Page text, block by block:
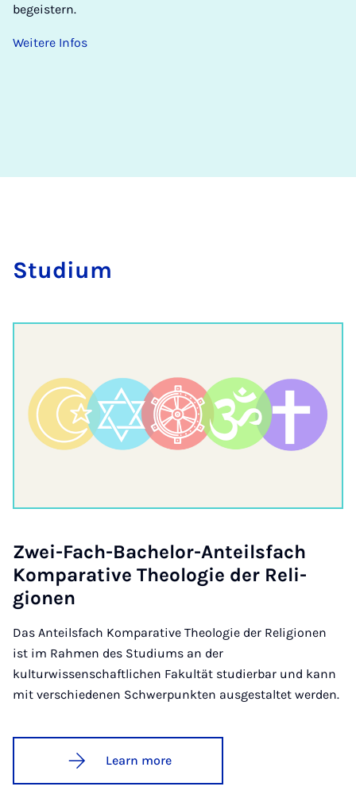
begeistern.
Weitere Infos
Stu­di­um
Zwei-Fach-Bach­el­or-Anteils­fach
Kom­par­at­ive Theo­lo­gie der Re­li­
gion­en
Das Anteilsfach Komparative Theologie der Religionen
ist im Rahmen des Studiums an der
kulturwissenschaftlichen Fakultät studierbar und kann
mit verschiedenen Schwerpunkten ausgestaltet werden.
Learn more